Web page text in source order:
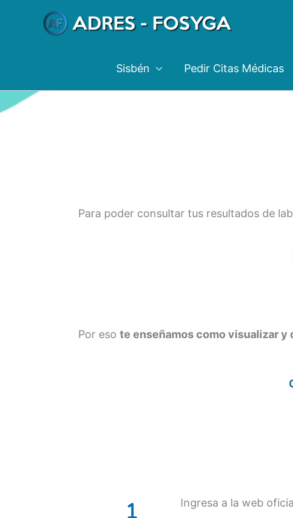
Sisbén
Pedir Citas Médicas
Para poder consultar tus resultados de
Por eso te enseñamos como visualizar y
Ingresa a la web